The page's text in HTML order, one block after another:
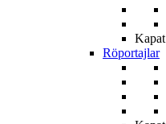
Kapat
Röportajlar